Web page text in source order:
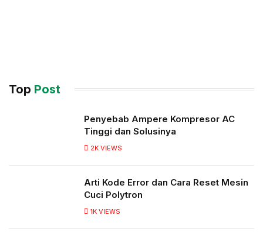
Top Post
Penyebab Ampere Kompresor AC
Tinggi dan Solusinya
2K VIEWS
Arti Kode Error dan Cara Reset Mesin
Cuci Polytron
1K VIEWS